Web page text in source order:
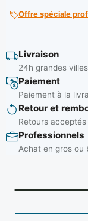
Offre spéciale
Livraison
24h grandes
Paiement
Paiement à la
Retour et
Retours
Professionnels
Achat en gros ou